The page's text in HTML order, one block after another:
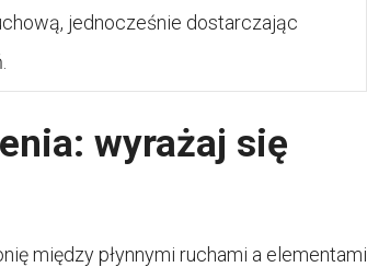
jednocześnie dostarczając
wyrażaj się
między płynnymi ruchami a elementami